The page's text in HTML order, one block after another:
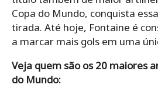
Copa do Mundo, conquista
tirada. Até hoje, Fontaine é
a marcar mais gols em uma
Veja quem são os 20 maiores
do Mundo: